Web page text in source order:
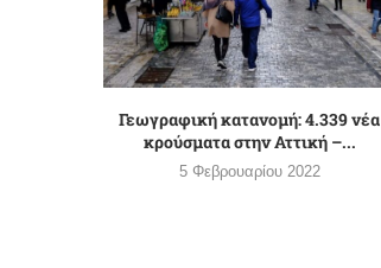
Γεωγραφική κατανομή: 4.339 νέα
κρούσματα στην Αττική –...
5 Φεβρουαρίου 2022